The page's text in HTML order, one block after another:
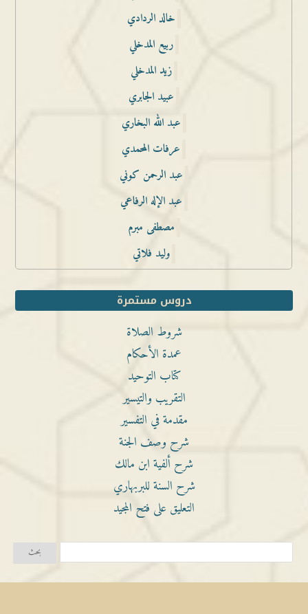
خالد الردادي
ربيع المدخلي
زيد المدخلي
عبيد الجابري
عبد الله البخاري
عرفات المحمدي
عبد الرحمن كوني
عبد الإله الرفاعي
مصطفى مبرم
وليد فلاتي
دروس مستمرة
شروط الصلاة
عمدة الأحكام
كتاب التوحيد
التقريب والتيسير
مقدمة في التفسير
شرح وصف الجنة
شرح ألفية ابن مالك
شرح السنة للبربهاري
التعليق على فتح المجيد